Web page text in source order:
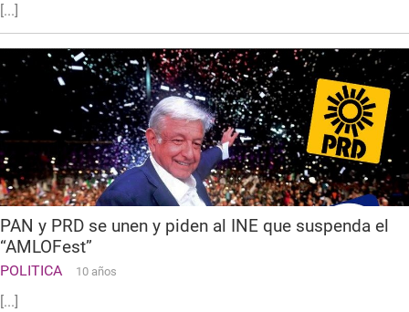
[...]
PAN y PRD se unen y piden al INE que suspenda el
“AMLOFest”
POLITICA 10 años
[...]